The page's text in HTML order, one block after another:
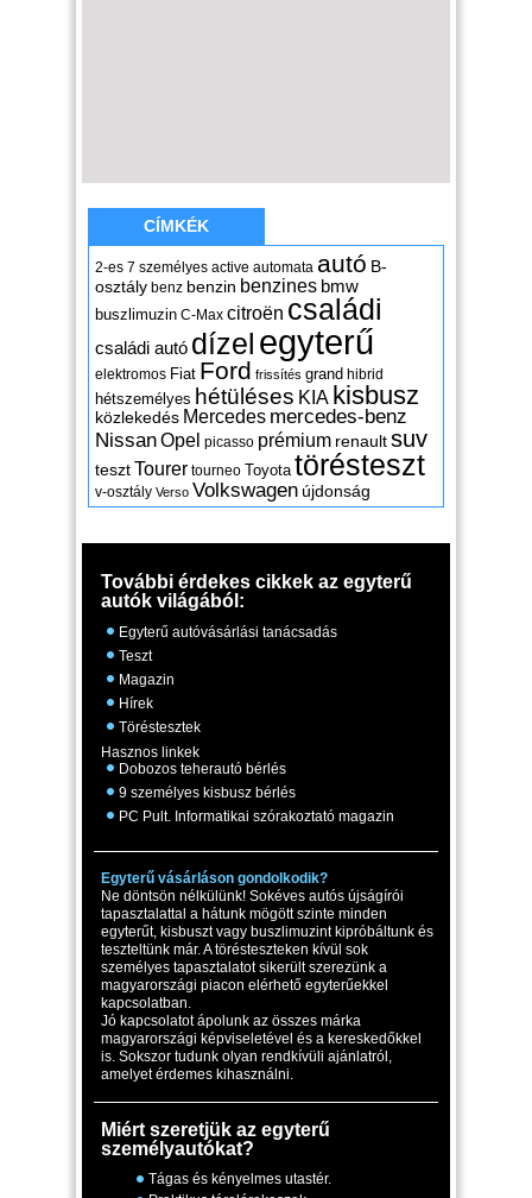
CÍMKÉK
2-es 7 személyes active automata autó B-
osztály benz benzin benzines bmw
buszlimuzin C-Max citroën családi
családi autó dízel egyterű
elektromos Fiat Ford frissítés grand hibrid
hétszemélyes hétüléses KIA kisbusz
közlekedés Mercedes mercedes-benz
NissanOpel picasso prémium renaultsuv
tesztTourer tourneo Toyota törésteszt
v-osztály Verso Volkswagen újdonság
További érdekes cikkek az egyterű
autók világából:
Egyterű autóvásárlási tanácsadás
Teszt
Magazin
Hírek
Töréstesztek
Hasznos linkek
Dobozos teherautó bérlés
9 személyes kisbusz bérlés
PC Pult. Informatikai szórakoztató magazin
Egyterű vásárláson gondolkodik?
Ne döntsön nélkülünk! Sokéves autós újságírói
tapasztalattal a hátunk mögött szinte minden
egyterűt, kisbuszt vagy buszlimuzint kipróbáltunk és
teszteltünk már. A törésteszteken kívül sok
személyes tapasztalatot sikerült szerezünk a
magyarországi piacon elérhető egyterűekkel
kapcsolatban.
Jó kapcsolatot ápolunk az összes márka
magyarországi képviseletével és a kereskedőkkel
is. Sokszor tudunk olyan rendkívüli ajánlatról,
amelyet érdemes kihasználni.
Miért szeretjük az egyterű
személyautókat?
Tágas és kényelmes utastér.